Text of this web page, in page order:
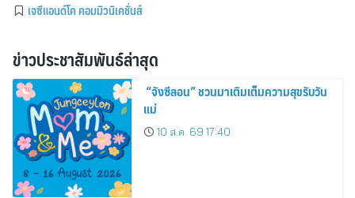
เจซีแอนด์โค คอมมิวนิเคชั่นส์
ข่าวประชาสัมพันธ์ล่าสุด
“จังซีลอน” ชวนมาเติมเต็มความสุขรับวัน
แม่
10 ส.ค. 69 17:40